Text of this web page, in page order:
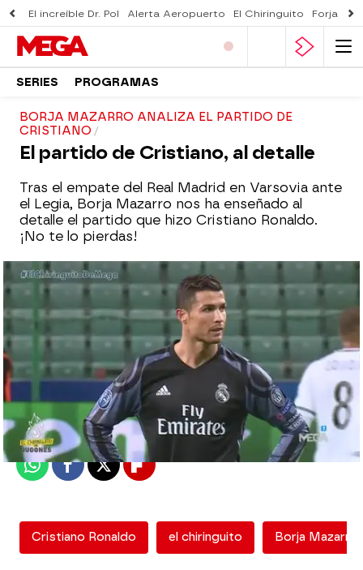
El increíble Dr. Pol Alerta Aeropuerto El Chiringuito Forjado
SERIES PROGRAMAS
BORJA MAZARRO ANALIZA EL PARTIDO DE
CRISTIANO
El partido de Cristiano, al detalle
Tras el empate del Real Madrid en Varsovia ante
el Legia, Borja Mazarro nos ha enseñado al
detalle el partido que hizo Cristiano Ronaldo.
¡No te lo pierdas!
mega
Madrid
Publicado:12 de febrero de 2018, 13:02
WhatsappFacebook
X Flipboard
Cristiano Ronaldo el chiringuito Borja Mazarro